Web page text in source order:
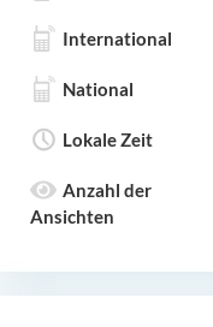
International
National
Lokale Zeit
Anzahl der
Ansichten